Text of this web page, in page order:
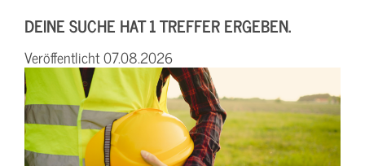
DEINE SUCHE HAT 1 TREFFER ERGEBEN.
Veröffentlicht 07.08.2026